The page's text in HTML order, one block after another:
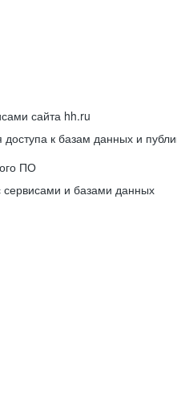
сайта hh.ru
к базам данных и
ПО
и базами данных